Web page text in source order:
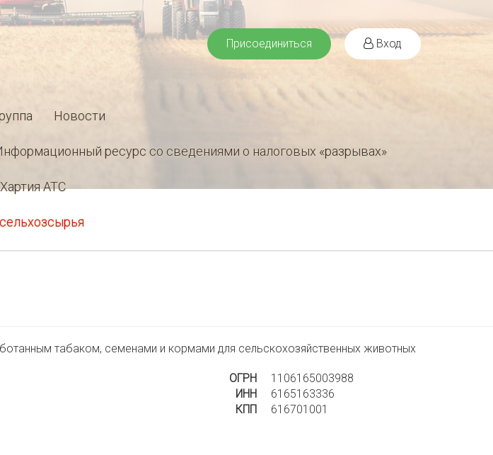
Присоединиться Вход
Новости
ресурс со сведениями о налоговых «разрывах»
Хартия АТС
табаком, семенами и кормами для сельскохозяйственных животных
ОГРН
1106165003988
ИНН
6165163336
КПП
616701001